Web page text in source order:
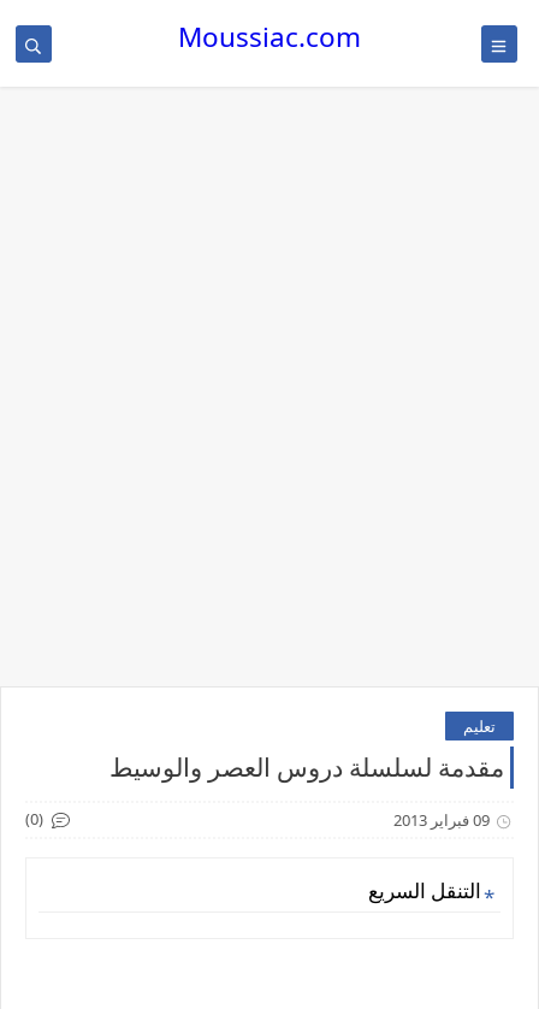
Moussiac.com
تعليم
مقدمة لسلسلة دروس العصر والوسيط
09 فبراير 2013 (0)
التنقل السريع